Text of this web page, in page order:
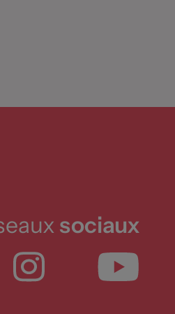
sociaux